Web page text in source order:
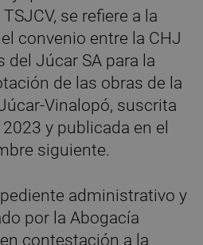
se refiere a la
convenio entre la CHJ
del Júcar SA para la
de las obras de la
Vinalopó, suscrita
y publicada en el
siguiente.
administrativo y
por la Abogacía
contestación a la